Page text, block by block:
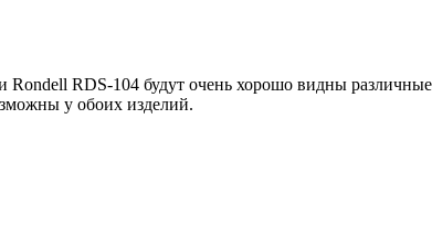
RDS-104 будут очень хорошо видны
у обоих изделий.